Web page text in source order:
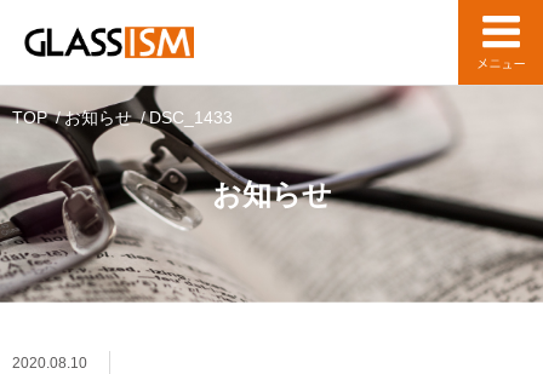
お知らせ
TOP お知らせ DSC_1433
2020.08.10